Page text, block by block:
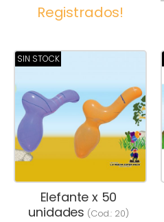
Registrados!
SIN STOCK
Elefante x 50
unidades (Cod.: 20)